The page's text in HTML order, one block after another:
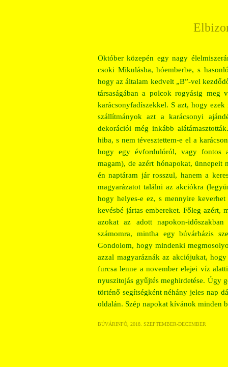
Október közepén egy nagy
csoki Mikulásba, hóemberbe, s
hogy az általam kedvelt „B”-vel
társaságában a polcok rogyásig
karácsonyfadíszekkel. S azt, hogy
szállítmányok azt a karácsonyi
dekorációi még inkább
hiba, s nem tévesztettem-e el a
hogy egy évfordulóról, vagy fontos
magam), de azért hónapokat, ünnepeit
én naptáram jár rosszul, hanem a
magyarázatot találni az akciókra
hogy helyes-e ez, s mennyire
kevésbé jártas embereket. Főleg azért,
azokat az adott napokon-
számomra, mintha egy búvárbázis
Gondolom, hogy mindenki
azzal magyaráznák az akciójukat,
furcsa lenne a november elejei víz
nyuszitojás gyűjtés meghirdetése. Úgy
történő segítségként néhány jeles nap
oldalán. Szép napokat kívánok minden
BÚVÁRINFÓ, 2018. SZEPTEMBER-DECEMBER